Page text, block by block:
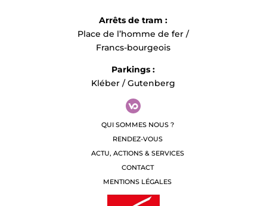
Arrêts de tram :
Place de l’homme de fer /
Francs-bourgeois
Parkings :
Kléber / Gutenberg
QUI SOMMES NOUS ?
RENDEZ-VOUS
ACTU, ACTIONS & SERVICES
CONTACT
MENTIONS LÉGALES